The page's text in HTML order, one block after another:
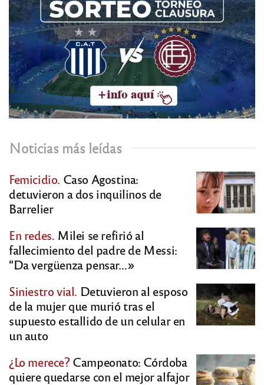
Noticias más leídas
Femicidio. Caso Agostina:
detuvieron a dos inquilinos de
Barrelier
En redes. Milei se refirió al
fallecimiento del padre de Messi:
“Da vergüenza pensar…»
Siniestro vial. Detuvieron al esposo
de la mujer que murió tras el
supuesto estallido de un celular en
un auto
¿Lo merece?Campeonato: Córdoba
quiere quedarse con el mejor alfajor